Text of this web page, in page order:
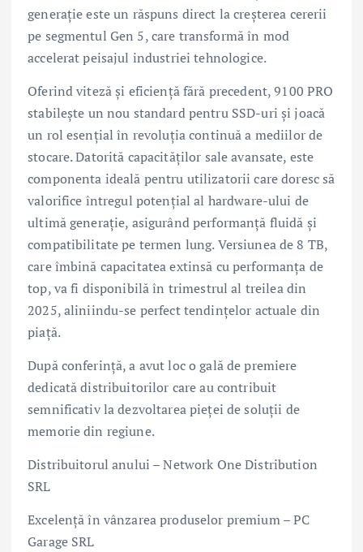
generație este un răspuns direct la creșterea cererii
pe segmentul Gen 5, care transformă în mod
accelerat peisajul industriei tehnologice.
Oferind viteză și eficiență fără precedent, 9100 PRO
stabilește un nou standard pentru SSD-uri și joacă
un rol esențial în revoluția continuă a mediilor de
stocare. Datorită capacităților sale avansate, este
componenta ideală pentru utilizatorii care doresc să
valorifice întregul potențial al hardware-ului de
ultimă generație, asigurând performanță fluidă și
compatibilitate pe termen lung. Versiunea de 8 TB,
care îmbină capacitatea extinsă cu performanța de
top, va fi disponibilă în trimestrul al treilea din
2025, aliniindu-se perfect tendințelor actuale din
piață.
După conferință, a avut loc o gală de premiere
dedicată distribuitorilor care au contribuit
semnificativ la dezvoltarea pieței de soluții de
memorie din regiune.
Distribuitorul anului – Network One Distribution
SRL
Excelență în vânzarea produselor premium – PC
Garage SRL